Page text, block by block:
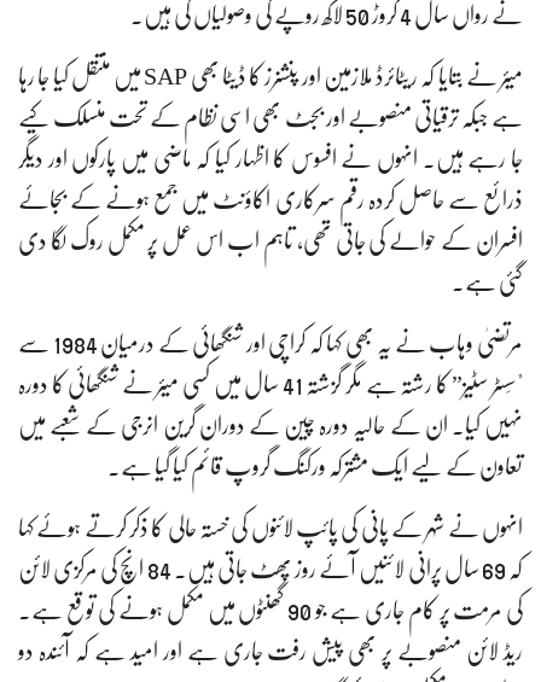
نے رواں سال 4 کروڑ 50 لاکھ روپے کی وصولیاں کی ہیں۔
میئر نے بتایا کہ ریٹائرڈ ملازمین اور پنشنرز کا ڈیٹا بھی SAP میں منتقل کیا جا رہا
ہے جبکہ ترقیاتی منصوبے اور بجٹ بھی اسی نظام کے تحت منسلک کیے
جا رہے ہیں۔ انہوں نے افسوس کا اظہار کیا کہ ماضی میں پارکوں اور دیگر
ذرائع سے حاصل کردہ رقم سرکاری اکاؤنٹ میں جمع ہونے کے بجائے
افسران کے حوالے کی جاتی تھی، تاہم اب اس عمل پر مکمل روک لگا دی
گئی ہے۔
مرتضیٰ وہاب نے یہ بھی کہا کہ کراچی اور شنگھائی کے درمیان 1984 سے
"سِسٹر سٹیز” کا رشتہ ہے مگر گزشتہ 41 سال میں کسی میئر نے شنگھائی کا دورہ
نہیں کیا۔ ان کے حالیہ دورہ چین کے دوران گرین انرجی کے شعبے میں
تعاون کے لیے ایک مشترکہ ورکنگ گروپ قائم کیا گیا ہے۔
انہوں نے شہر کے پانی کی پائپ لائنوں کی خستہ حالی کا ذکر کرتے ہوئے کہا
کہ 69 سال پرانی لائنیں آئے روز پھٹ جاتی ہیں۔ 84 انچ کی مرکزی لائن
کی مرمت پر کام جاری ہے جو 90 گھنٹوں میں مکمل ہونے کی توقع ہے۔
ریڈ لائن منصوبے پر بھی پیش رفت جاری ہے اور امید ہے کہ آئندہ دو